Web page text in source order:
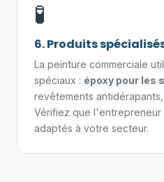
🧪
6. Produits
La peinture commerciale
spéciaux : époxy pour les
revêtements
Vérifiez que l'entrepreneur
adaptés à votre secteur.